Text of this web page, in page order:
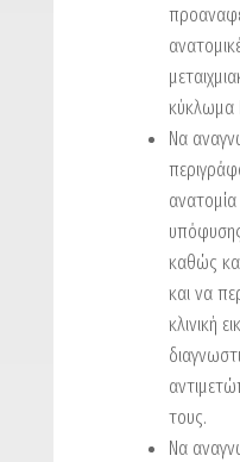
κύκλωμα
Να
καθώς
και να
κλινική
τους.
Να